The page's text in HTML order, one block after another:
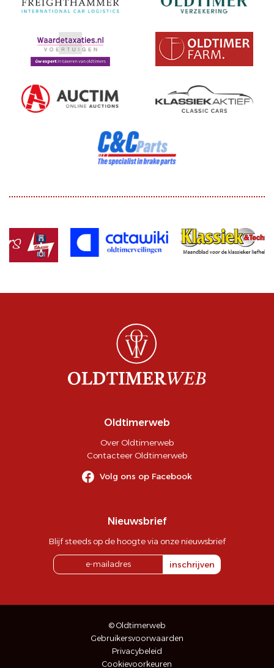
Oldtimerweb
Over Oldtimerweb
Contacteer Oldtimerweb
Volg ons op Facebook
Nieuwsbrief
Blijf steeds op de hoogte via onze nieuwsbrief
inschrijven
© Oldtimerweb
Gebruikersvoorwaarden
Privacybeleid
Cookievoorkeuren